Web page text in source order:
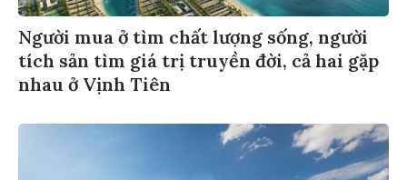
Người mua ở tìm chất lượng sống, người
tích sản tìm giá trị truyền đời, cả hai gặp
nhau ở Vịnh Tiên